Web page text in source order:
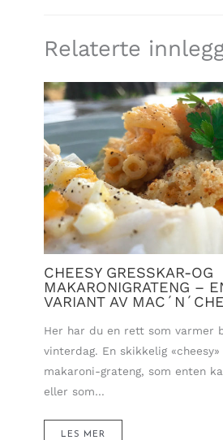
Relaterte
CHEESY GRESSKAR-OG
MAKARONIGRATENG –
VARIANT AV
Her har du en rett som varmer
vinterdag. En skikkelig
makaroni-grateng, som enten
eller som…
LES MER